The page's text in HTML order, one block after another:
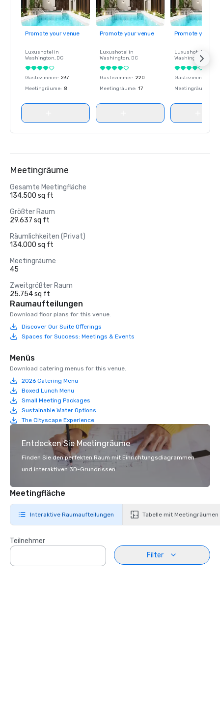
Promote your venue
Luxushotel in
Washington, DC
Gästezimmer: 237
Meetingräume: 8
Promote your venue
Luxushotel in
Washington, DC
Gästezimmer: 220
Meetingräume: 17
Promote your
Luxushotel in
Washington
Gästezimmer
Meetingräume
Meetingräume
Gesamte Meetingfläche
134.500 sq ft
Größter Raum
29.637 sq ft
Räumlichkeiten (Privat)
134.000 sq ft
Meetingräume
45
Zweitgrößter Raum
25.754 sq ft
Raumaufteilungen
Download floor plans for this venue.
Discover Our Suite Offerings
Spaces for Success: Meetings & Events
Menüs
Download catering menus for this venue.
2026 Catering Menu
Boxed Lunch Menu
Small Meeting Packages
Sustainable Water Options
The Cityscape Experience
Entdecken Sie Meetingräume
Finden Sie den perfekten Raum mit Einrichtungsdiagrammen
und interaktiven 3D-Grundrissen.
Meetingfläche
Interaktive Raumaufteilungen Tabelle mit Meetingräumen
Teilnehmer
Filter